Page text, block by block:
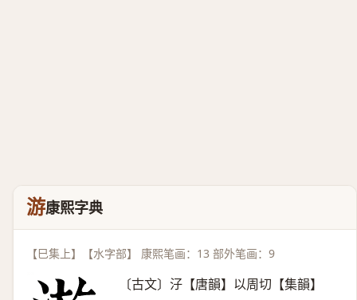
游康熙字典
【巳集上】【水字部】 康熙笔画：13 部外笔画：9
〔古文〕汓【唐韻】以周切【集韻】